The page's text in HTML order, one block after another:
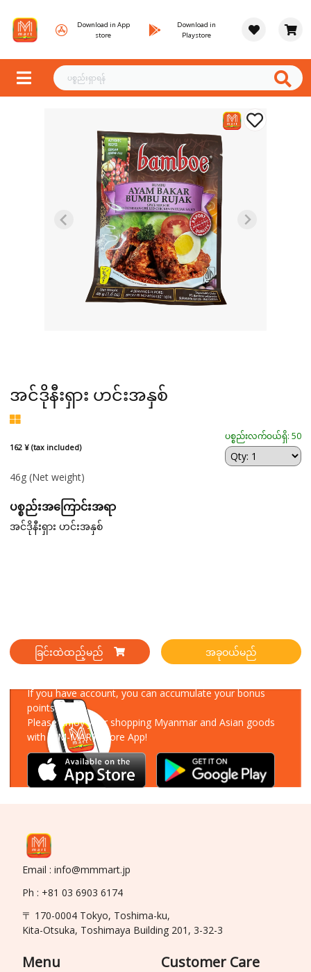
Download in App
store
Download in
Playstore
အင်ဒိုနီးရှား ဟင်းအနှစ်
162 ¥ (tax included)
ပစ္စည်းလက်ဝယ်ရှိ: 50
46g (Net weight)
ပစ္စည်းအကြောင်းအရာ
အင်ဒိုနီးရှား ဟင်းအနှစ်
ခြင်းထဲထည့်မည် အခုဝယ်မည်
If you have account, you can accumulate your bonus
points!
Please enjoy your shopping Myanmar and Asian goods
with MM-MART Store App!
Email : info@mmmart.jp
Ph : +81 03 6903 6174
〒 170-0004 Tokyo, Toshima-ku,
Kita-Otsuka, Toshimaya Building 201, 3-32-3
Menu Customer Care